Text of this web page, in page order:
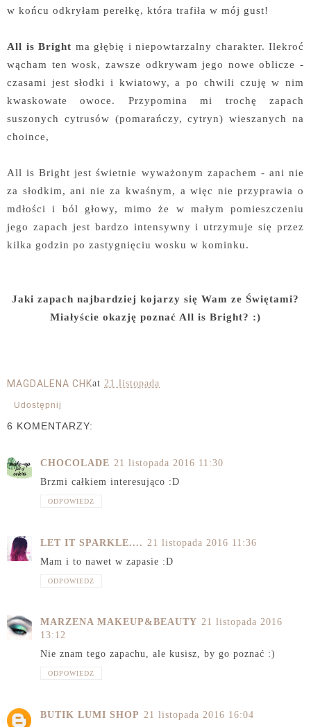
w końcu odkryłam perełkę, która trafiła w mój gust!
All is Bright ma głębię i niepowtarzalny charakter. Ilekroć
wącham ten wosk, zawsze odkrywam jego nowe oblicze -
czasami jest słodki i kwiatowy, a po chwili czuję w nim
kwaskowate owoce. Przypomina mi trochę zapach
suszonych cytrusów (pomarańczy, cytryn) wieszanych na
choince,
All is Bright jest świetnie wyważonym zapachem - ani nie
za słodkim, ani nie za kwaśnym, a więc nie przyprawia o
mdłości i ból głowy, mimo że w małym pomieszczeniu
jego zapach jest bardzo intensywny i utrzymuje się przez
kilka godzin po zastygnięciu wosku w kominku.
Jaki zapach najbardziej kojarzy się Wam ze Świętami?
Miałyście okazję poznać All is Bright? :)
MAGDALENA CHKat 21 listopada
Udostępnij
6 KOMENTARZY:
CHOCOLADE 21 listopada 2016 11:30
Brzmi całkiem interesująco :D
ODPOWIEDZ
LET IT SPARKLE.... 21 listopada 2016 11:36
Mam i to nawet w zapasie :D
ODPOWIEDZ
MARZENA MAKEUP&BEAUTY 21 listopada 2016
13:12
Nie znam tego zapachu, ale kusisz, by go poznać :)
ODPOWIEDZ
BUTIK LUMI SHOP 21 listopada 2016 16:04